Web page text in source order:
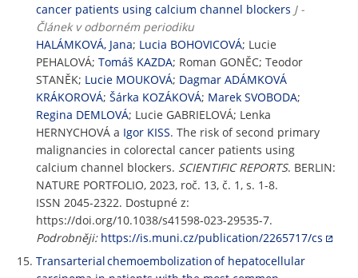
cancer patients using calcium channel blockers J -
Článek v odborném periodiku
HALÁMKOVÁ, Jana; Lucia BOHOVICOVÁ; Lucie
PEHALOVÁ; Tomáš KAZDA; Roman GONĚC; Teodor
STANĚK; Lucie MOUKOVÁ; Dagmar ADÁMKOVÁ
KRÁKOROVÁ; Šárka KOZÁKOVÁ; Marek SVOBODA;
Regina DEMLOVÁ; Lucie GABRIELOVÁ; Lenka
HERNYCHOVÁ a Igor KISS. The risk of second primary
malignancies in colorectal cancer patients using
calcium channel blockers. SCIENTIFIC REPORTS. BERLIN:
NATURE PORTFOLIO, 2023, roč. 13, č. 1, s. 1-8.
ISSN 2045-2322. Dostupné z:
https://doi.org/10.1038/s41598-023-29535-7.
Podrobněji: https://is.muni.cz/publication/2265717/cs
Transarterial chemoembolization of hepatocellular